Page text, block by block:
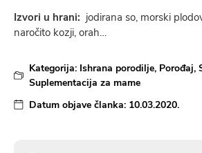
Izvori u hrani: jodirana so, morski
naročito kozji, orah…
Kategorija: Ishrana porodilje, Porođaj,
Suplementacija za mame
Datum objave članka: 10.03.2020.